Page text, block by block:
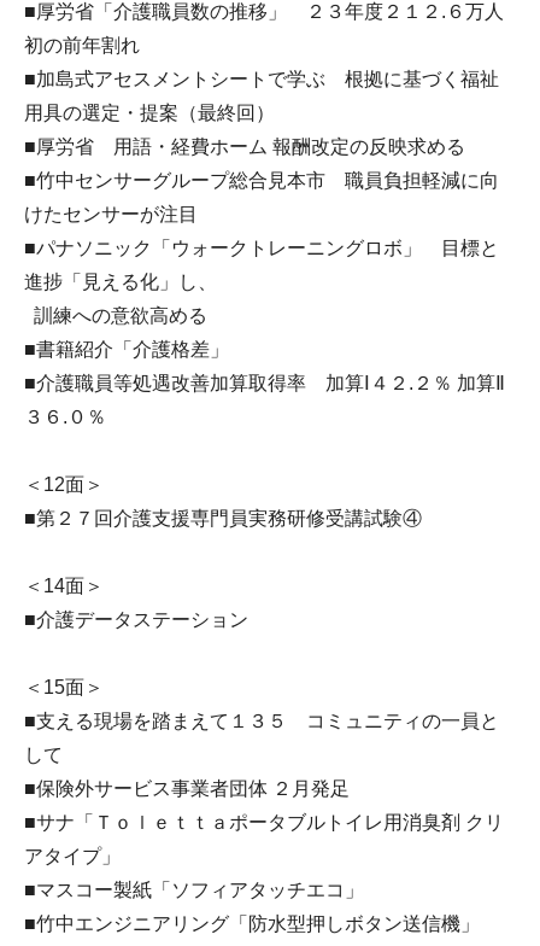
■厚労省「介護職員数の推移」 ２３年度２１２.６万人
初の前年割れ
■加島式アセスメントシートで学ぶ 根拠に基づく福祉
用具の選定・提案（最終回）
■厚労省 用語・経費ホーム 報酬改定の反映求める
■竹中センサーグループ総合見本市 職員負担軽減に向
けたセンサーが注目
■パナソニック「ウォークトレーニングロボ」 目標と
進捗「見える化」し、
訓練への意欲高める
■書籍紹介「介護格差」
■介護職員等処遇改善加算取得率 加算Ⅰ４２.２％ 加算Ⅱ
３６.０％
＜12面＞
■第２７回介護支援専門員実務研修受講試験④
＜14面＞
■介護データステーション
＜15面＞
■支える現場を踏まえて１３５ コミュニティの一員と
して
■保険外サービス事業者団体 ２月発足
■サナ「Ｔｏｌｅｔｔａポータブルトイレ用消臭剤 クリ
アタイプ」
■マスコー製紙「ソフィアタッチエコ」
■竹中エンジニアリング「防水型押しボタン送信機」